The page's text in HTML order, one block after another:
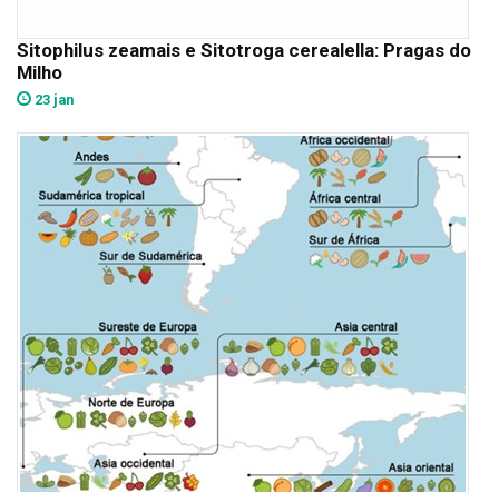
Sitophilus zeamais e Sitotroga cerealella: Pragas do
Milho
23 jan